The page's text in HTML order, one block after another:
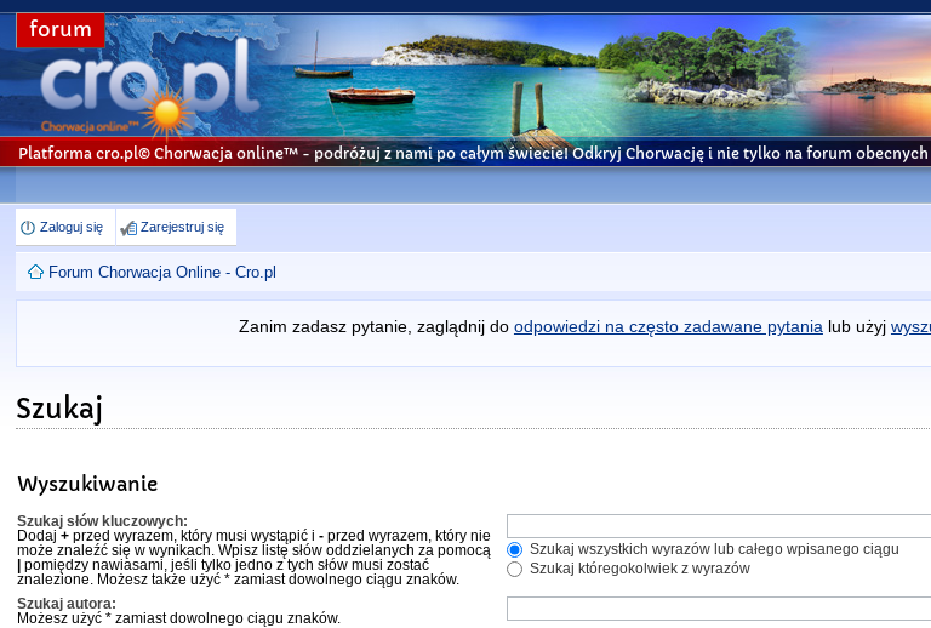
forum
Platforma cro.pl© Chorwacja online™ - podróżuj z nami po całym świecie! Odkryj Chorwację i nie tylko na forum obecnych
Zaloguj się Zarejestruj się
Forum Chorwacja Online - Cro.pl
Zanim zadasz pytanie, zaglądnij do odpowiedzi na często zadawane pytania lub użyj
Szukaj
Wyszukiwanie
Szukaj słów kluczowych:
Dodaj+ przed wyrazem, który musi wystąpić i- przed wyrazem, który nie
może znaleźć się w wynikach. Wpisz listę słów oddzielanych za pomocą
| pomiędzy nawiasami, jeśli tylko jedno z tych słów musi zostać
znalezione. Możesz także użyć * zamiast dowolnego ciągu znaków.
Szukaj wszystkich wyrazów lub całego wpisanego ciągu
Szukaj któregokolwiek z wyrazów
Szukaj autora:
Możesz użyć * zamiast dowolnego ciągu znaków.